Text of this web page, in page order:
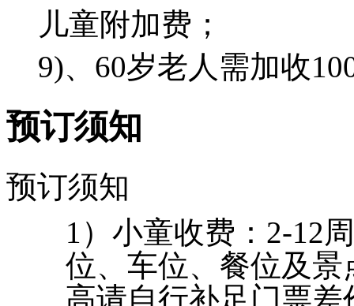
儿童附加费；
9)、60岁老人需加收
预订须知
预订须知
1）小童收费：2-12
位、车位、餐位及
高请自行补足门票